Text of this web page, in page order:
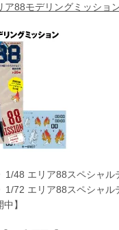
ア88モデリングミッショ
1/48 エリア88スペシャル
1/72 エリア88スペシャル
】